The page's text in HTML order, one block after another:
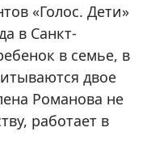
«Голос. Дети»
в Санкт-
в семье, в
двое
Романова не
работает в